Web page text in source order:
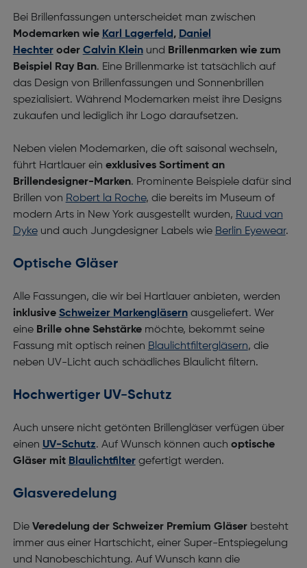
Bei Brillenfassungen unterscheidet man zwischen
Modemarken wie Karl Lagerfeld , Daniel
Hechteroder Calvin Kleinund Brillenmarken wie zum
Beispiel Ray Ban. Eine Brillenmarke ist tatsächlich auf
das Design von Brillenfassungen und Sonnenbrillen
spezialisiert. Während Modemarken meist ihre Designs
zukaufen und lediglich ihr Logo daraufsetzen.
Neben vielen Modemarken, die oft saisonal wechseln,
führt Hartlauer ein exklusives Sortiment an
Brillendesigner-Marken. Prominente Beispiele dafür sind
Brillen von Robert la Roche, die bereits im Museum of
modern Arts in New York ausgestellt wurden, Ruud van
Dykeund auch Jungdesigner Labels wie Berlin Eyewear.
Optische Gläser
Alle Fassungen, die wir bei Hartlauer anbieten, werden
inklusive Schweizer Markengläsernausgeliefert. Wer
eine Brille ohne Sehstärkemöchte, bekommt seine
Fassung mit optisch reinen Blaulichtfiltergläsern, die
neben UV-Licht auch schädliches Blaulicht filtern.
Hochwertiger UV-Schutz
Auch unsere nicht getönten Brillengläser verfügen über
einen UV-Schutz. Auf Wunsch können auch optische
Gläser mit Blaulichtfiltergefertigt werden.
Glasveredelung
Die Veredelung der Schweizer Premium Gläserbesteht
immer aus einer Hartschicht, einer Super-Entspiegelung
und Nanobeschichtung. Auf Wunsch kann die